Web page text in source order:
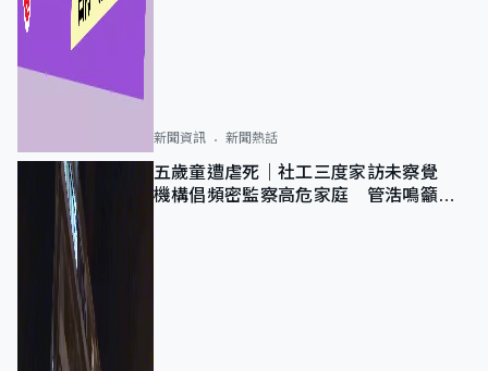
新聞資訊 新聞熱話
五歲童遭虐死｜社工三度家訪未察覺
機構倡頻密監察高危家庭 管浩鳴籲加